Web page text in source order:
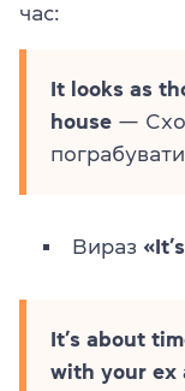
час:
It looks as
house —
Вираз
It’s about
with your ex